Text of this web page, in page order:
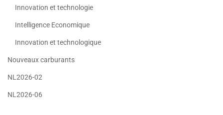
Innovation et technologie
Intelligence Economique
Innovation et technologique
Nouveaux carburants
NL2026-02
NL2026-06